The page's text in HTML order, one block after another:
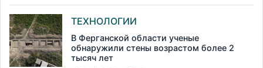
ТЕХНОЛОГИИ
В Ферганской области ученые
обнаружили стены возрастом более 2
тысяч лет